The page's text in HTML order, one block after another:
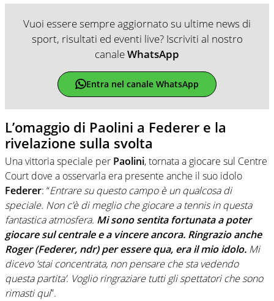
Vuoi essere sempre aggiornato su ultime news di
sport, risultati ed eventi live? Iscriviti al nostro
canaleWhatsApp
Entra nel canale WhatsApp
L’omaggio di Paolini a Federer e la
rivelazione sulla svolta
Una vittoria speciale per Paolini, tornata a giocare sul Centre
Court dove a osservarla era presente anche il suo idolo
Federer: “Entrare su questo campo è un qualcosa di
speciale. Non c’è di meglio che giocare a tennis in questa
fantastica atmosfera. Mi sono sentita fortunata a poter
giocare sul centrale e a vincere ancora. Ringrazio anche
Roger (Federer, ndr) per essere qua, era il mio idolo. Mi
dicevo ’stai concentrata, non pensare che sta vedendo
questa partita’. Voglio ringraziare tutti gli spettatori che sono
rimasti qui”.